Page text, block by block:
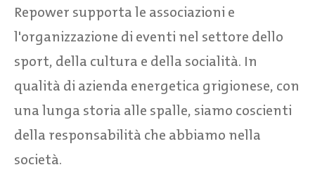
Repower supporta le associazioni e
l'organizzazione di eventi nel settore dello
sport, della cultura e della socialità. In
qualità di azienda energetica grigionese, con
una lunga storia alle spalle, siamo coscienti
della responsabilità che abbiamo nella
società.